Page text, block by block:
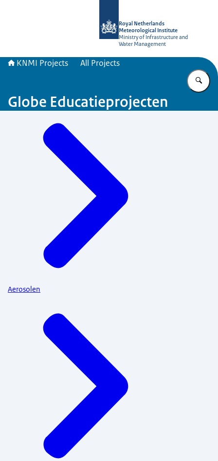
Royal Netherlands
Meteorological Institute
Ministry of Infrastructure and
Water Management
KNMI Projects All Projects
Globe Educatieprojecten
Aerosolen